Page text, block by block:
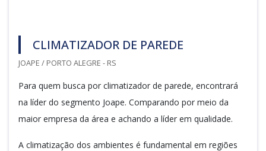
CLIMATIZADOR DE PAREDE
JOAPE / PORTO ALEGRE - RS
Para quem busca por climatizador de parede, encontrará
na líder do segmento Joape. Comparando por meio da
maior empresa da área e achando a líder em qualidade.
A climatização dos ambientes é fundamental em regiões